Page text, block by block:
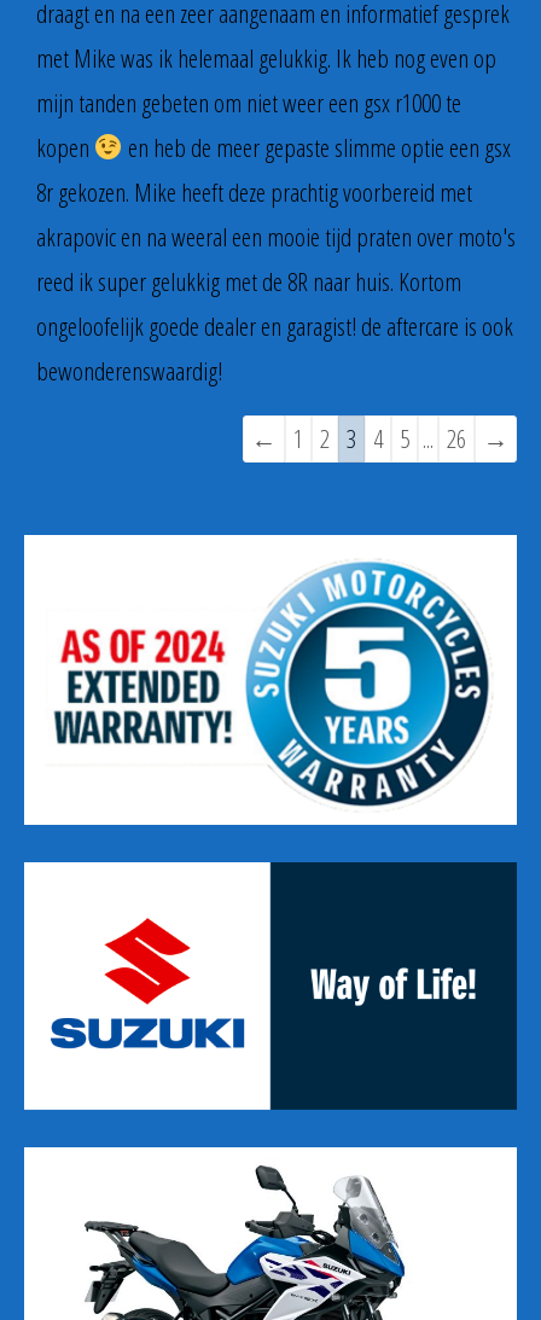
draagt en na een zeer aangenaam en informatief gesprek
met Mike was ik helemaal gelukkig. Ik heb nog even op
mijn tanden gebeten om niet weer een gsx r1000 te
kopen
en heb de meer gepaste slimme optie een gsx
8r gekozen. Mike heeft deze prachtig voorbereid met
akrapovic en na weeral een mooie tijd praten over moto's
reed ik super gelukkig met de 8R naar huis. Kortom
ongeloofelijk goede dealer en garagist! de aftercare is ook
bewonderenswaardig!
Navigatie
de
gastenboek-
lijst
← 1 2 3 4 5 ... 26 →